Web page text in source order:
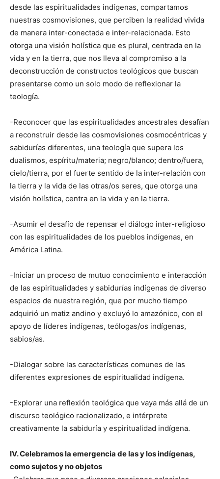
desde las espiritualidades indígenas, compartamos
nuestras cosmovisiones, que perciben la realidad vivida
de manera inter-conectada e inter-relacionada. Esto
otorga una visión holística que es plural, centrada en la
vida y en la tierra, que nos lleva al compromiso a la
deconstrucción de constructos teológicos que buscan
presentarse como un solo modo de reflexionar la
teología.
-Reconocer que las espiritualidades ancestrales desafían
a reconstruir desde las cosmovisiones cosmocéntricas y
sabidurías diferentes, una teología que supera los
dualismos, espíritu/materia; negro/blanco; dentro/fuera,
cielo/tierra, por el fuerte sentido de la inter-relación con
la tierra y la vida de las otras/os seres, que otorga una
visión holística, centra en la vida y en la tierra.
-Asumir el desafío de repensar el diálogo inter-religioso
con las espiritualidades de los pueblos indígenas, en
América Latina.
-Iniciar un proceso de mutuo conocimiento e interacción
de las espiritualidades y sabidurías indígenas de diverso
espacios de nuestra región, que por mucho tiempo
adquirió un matiz andino y excluyó lo amazónico, con el
apoyo de líderes indígenas, teólogas/os indígenas,
sabios/as.
-Dialogar sobre las características comunes de las
diferentes expresiones de espiritualidad indígena.
-Explorar una reflexión teológica que vaya más allá de un
discurso teológico racionalizado, e intérprete
creativamente la sabiduría y espiritualidad indígena.
IV. Celebramos la emergencia de las y los indígenas,
como sujetos y no objetos